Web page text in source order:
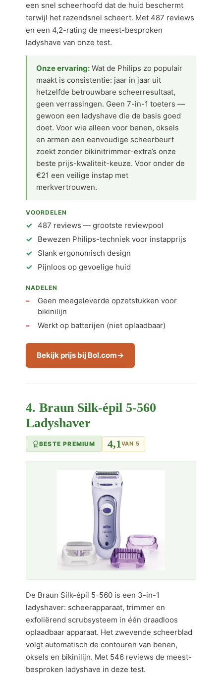
een snel scheerhoofd dat de huid beschermt
terwijl het razendsnel scheert. Met 487 reviews
en een 4,2-rating de meest-besproken
ladyshave van onze test.
Onze ervaring: Wat de Philips zo populair
maakt is consistentie: jaar in jaar uit
hetzelfde betrouwbare scheerresultaat,
geen verrassingen. Geen 7-in-1 toeters —
gewoon een ladyshave die de basis goed
doet. Voor wie alleen voor benen, oksels
en armen een eenvoudige scheerbeurt
zoekt zonder bikinitrimmer-extra’s onze
beste prijs-kwaliteit-keuze. Voor onder de
€21 een veilige instap met
merkvertrouwen.
VOORDELEN
487 reviews — grootste reviewpool
Bewezen Philips-techniek voor instapprijs
Slank ergonomisch design
Pijnloos op gevoelige huid
NADELEN
Geen meegeleverde opzetstukken voor
bikinilijn
Werkt op batterijen (niet oplaadbaar)
Bekijk prijs bij Bol.com
4. Braun Silk-épil 5-560
Ladyshaver
BESTE PREMIUM 4,1 VAN 5
De Braun Silk-épil 5-560 is een 3-in-1
ladyshaver: scheerapparaat, trimmer en
exfoliërend scrubsysteem in één draadloos
oplaadbaar apparaat. Het zwevende scheerblad
volgt automatisch de contouren van benen,
oksels en bikinilijn. Met 546 reviews de meest-
besproken ladyshave in deze test.